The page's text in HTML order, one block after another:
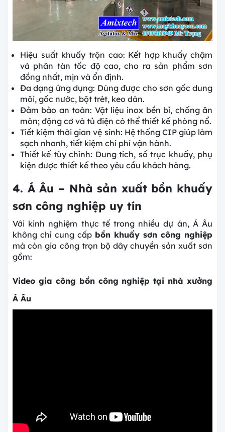
Hiệu suất khuấy trộn cao: Kết hợp khuấy chậm
và phân tán tốc độ cao, cho ra sản phẩm sơn
đồng nhất, mịn và ổn định.
Đa dạng ứng dụng: Dùng được cho sơn gốc dung
môi, gốc nước, bột trét, keo dán.
Đảm bảo an toàn: Vật liệu inox bền bỉ, chống ăn
mòn; động cơ và tủ điện có thể thiết kế phòng nổ.
Tiết kiệm thời gian vệ sinh: Hệ thống CIP giúp làm
sạch nhanh, tiết kiệm chi phí vận hành.
Thiết kế tùy chỉnh: Dung tích, số trục khuấy, phụ
kiện được thiết kế theo yêu cầu khách hàng.
4. Á Âu – Nhà sản xuất bồn khuấy
sơn công nghiệp uy tín
Với kinh nghiệm thực tế trong nhiều dự án, Á Âu
không chỉ cung cấp bồn khuấy sơn công nghiệp
mà còn gia công trọn bộ dây chuyền sản xuất sơn
gồm:
Video gia công bồn công nghiệp tại nhà xưởng
Á Âu